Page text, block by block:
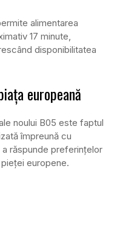
alimentarea
17 minute,
disponibilitatea
europeană
noului B05 este faptul
împreună cu
răspunde preferințelor
europene.